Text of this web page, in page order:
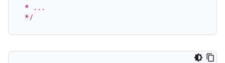
* ...
*/